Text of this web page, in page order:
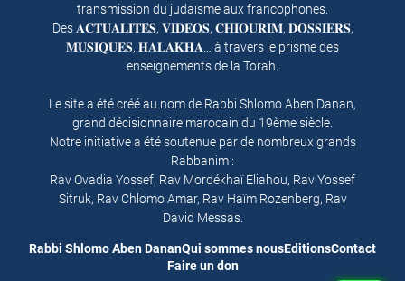
transmission du judaïsme aux francophones.
Des 𝐀𝐂𝐓𝐔𝐀𝐋𝐈𝐓𝐄𝐒, 𝐕𝐈𝐃𝐄𝐎𝐒, 𝐂𝐇𝐈𝐎𝐔𝐑𝐈𝐌, 𝐃𝐎𝐒𝐒𝐈𝐄𝐑𝐒,
𝐌𝐔𝐒𝐈𝐐𝐔𝐄𝐒, 𝐇𝐀𝐋𝐀𝐊𝐇𝐀… à travers le prisme des
enseignements de la Torah.
Le site a été créé au nom de Rabbi Shlomo Aben Danan,
grand décisionnaire marocain du 19ème siècle.
Notre initiative a été soutenue par de nombreux grands
Rabbanim :
Rav Ovadia Yossef, Rav Mordékhaï Eliahou, Rav Yossef
Sitruk, Rav Chlomo Amar, Rav Haïm Rozenberg, Rav
David Messas.
Rabbi Shlomo Aben DananQui sommes nousEditionsContact
Faire un don